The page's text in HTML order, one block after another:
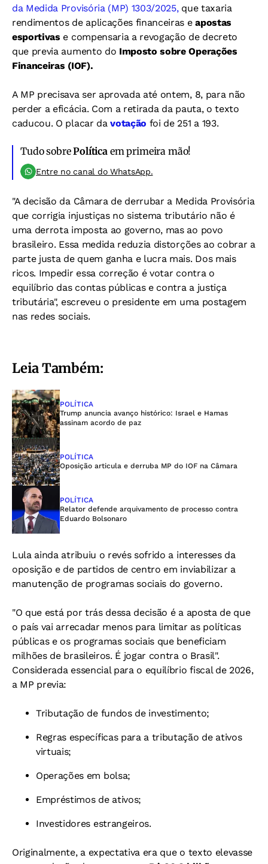
da Medida Provisória (MP) 1303/2025, que taxaria
rendimentos de aplicações financeiras eapostas
esportivas e compensaria a revogação de decreto
que previa aumento do Imposto sobre Operações
Financeiras (IOF).
A MP precisava ser aprovada até ontem, 8, para não
perder a eficácia. Com a retirada da pauta, o texto
caducou. O placar davotação foi de 251 a 193.
Tudo sobrePolítica em primeira mão!
Entre no canal do WhatsApp.
"A decisão da Câmara de derrubar a Medida Provisória
que corrigia injustiças no sistema tributário não é
uma derrota imposta ao governo, mas ao povo
brasileiro. Essa medida reduzia distorções ao cobrar a
parte justa de quem ganha e lucra mais. Dos mais
ricos. Impedir essa correção é votar contra o
equilíbrio das contas públicas e contra a justiça
tributária", escreveu o presidente em uma postagem
nas redes sociais.
Leia Também:
POLÍTICA
Trump anuncia avanço histórico: Israel e Hamas
assinam acordo de paz
POLÍTICA
Oposição articula e derruba MP do IOF na Câmara
POLÍTICA
Relator defende arquivamento de processo contra
Eduardo Bolsonaro
Lula ainda atribuiu o revés sofrido a interesses da
oposição e de partidos de centro em inviabilizar a
manutenção de programas sociais do governo.
"O que está por trás dessa decisão é a aposta de que
o país vai arrecadar menos para limitar as políticas
públicas e os programas sociais que beneficiam
milhões de brasileiros. É jogar contra o Brasil".
Considerada essencial para o equilíbrio fiscal de 2026,
a MP previa:
Tributação de fundos de investimento;
Regras específicas para a tributação de ativos
virtuais;
Operações em bolsa;
Empréstimos de ativos;
Investidores estrangeiros.
Originalmente, a expectativa era que o texto elevasse